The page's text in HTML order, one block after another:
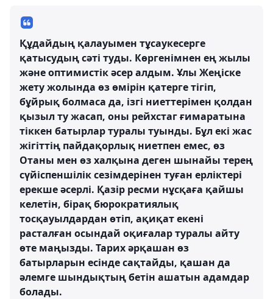
Құдайдың қалауымен тұсаукесерге
қатысудың сәті туды. Көргенімнен ең жылы
және оптимистік әсер алдым. Ұлы Жеңіске
жету жолында өз өмірін қатерге тігіп,
бұйрық болмаса да, ізгі ниеттерімен қолдан
қызыл ту жасап, оны рейхстаг ғимаратына
тіккен батырлар туралы туынды. Бұл екі жас
жігіттің пайдақорлық ниетпен емес, өз
Отаны мен өз халқына деген шынайы терең
сүйіспеншілік сезімдерінен туған ерліктері
ерекше әсерлі. Қазір ресми нұсқаға қайшы
келетін, бірақ бюрократиялық
тосқауылдардан өтіп, ақиқат екені
расталған осындай оқиғалар туралы айту
өте маңызды. Тарих әрқашан өз
батырларын есінде сақтайды, қашан да
әлемге шындықтың бетін ашатын адамдар
болады.